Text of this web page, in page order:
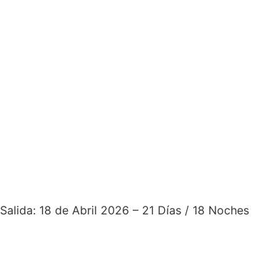
Salida: 18 de Abril 2026 – 21 Días / 18 Noches